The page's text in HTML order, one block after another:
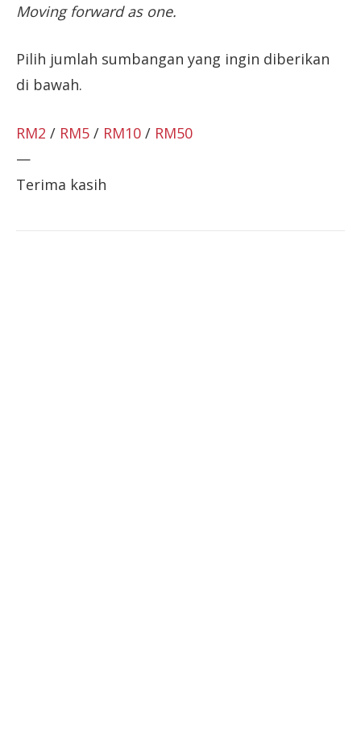
Moving forward as one.
Pilih jumlah sumbangan yang ingin diberikan
di bawah.
RM2 / RM5 / RM10 / RM50
—
Terima kasih